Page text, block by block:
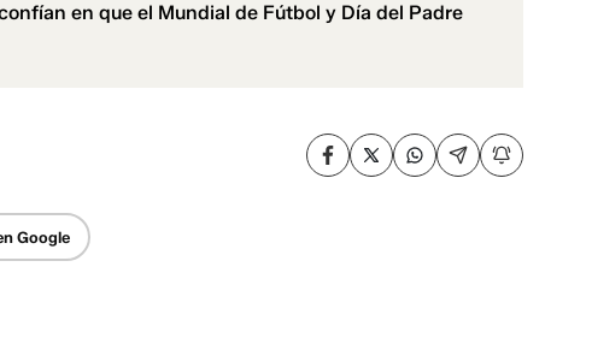
en que el Mundial de Fútbol y Día del Padre
Google